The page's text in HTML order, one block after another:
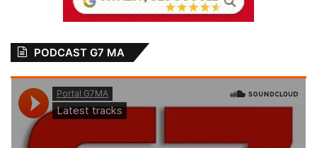
PODCAST G7 MA